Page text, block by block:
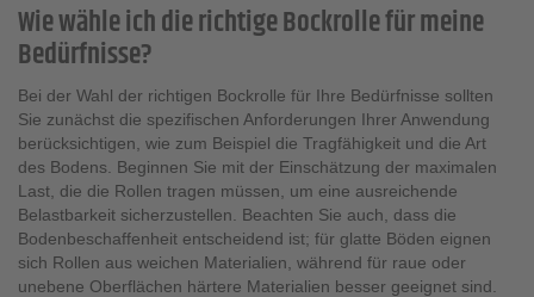
Wie wähle ich die richtige Bockrolle für meine
Bedürfnisse?
Bei der Wahl der richtigen Bockrolle für Ihre Bedürfnisse sollten
Sie zunächst die spezifischen Anforderungen Ihrer Anwendung
berücksichtigen, wie zum Beispiel die Tragfähigkeit und die Art
des Bodens. Beginnen Sie mit der Einschätzung der maximalen
Last, die die Rollen tragen müssen, um eine ausreichende
Belastbarkeit sicherzustellen. Beachten Sie auch, dass die
Bodenbeschaffenheit entscheidend ist; für glatte Böden eignen
sich Rollen aus weichen Materialien, während für raue oder
unebene Oberflächen härtere Materialien besser geeignet sind.